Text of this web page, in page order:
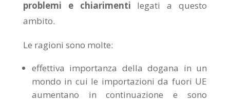
problemi e chiarimenti legati a questo
ambito.
Le ragioni sono molte:
effettiva importanza della dogana in un
mondo in cui le importazioni da fuori UE
aumentano in continuazione e sono